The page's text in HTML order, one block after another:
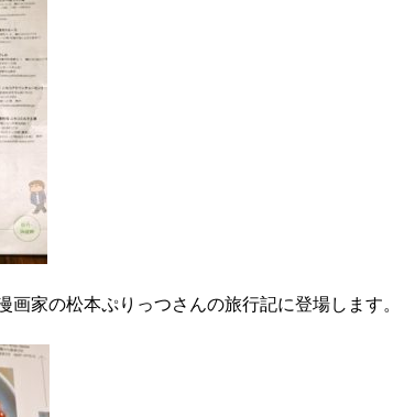
画家の松本ぷりっつさんの旅行記に登場します。